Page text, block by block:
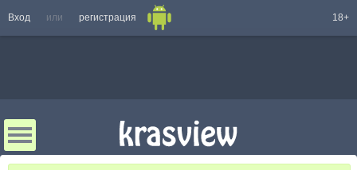
Вход или регистрация 18+